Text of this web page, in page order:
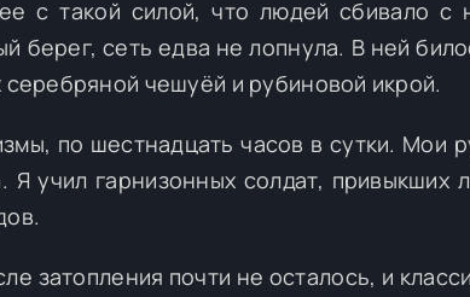
с такой силой, что людей сбивало с
берег, сеть едва не лопнула. В ней
чешуёй и рубиновой икрой.
по шестнадцать часов в сутки. Мои
Я учил гарнизонных солдат, привыкших
затопления почти не осталось, и